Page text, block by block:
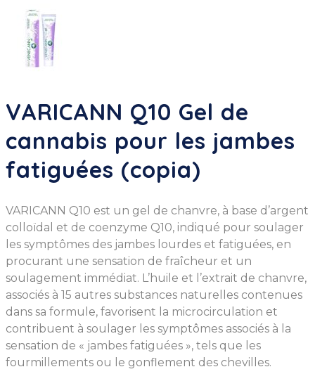
VARICANN Q10 Gel de
cannabis pour les jambes
fatiguées (copia)
VARICANN Q10 est un gel de chanvre, à base d’argent
colloïdal et de coenzyme Q10, indiqué pour soulager
les symptômes des jambes lourdes et fatiguées, en
procurant une sensation de fraîcheur et un
soulagement immédiat. L’huile et l’extrait de chanvre,
associés à 15 autres substances naturelles contenues
dans sa formule, favorisent la microcirculation et
contribuent à soulager les symptômes associés à la
sensation de « jambes fatiguées », tels que les
fourmillements ou le gonflement des chevilles.